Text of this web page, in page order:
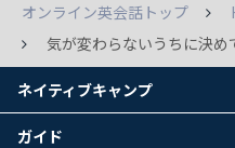
オンライン英会話トップ
気が変わらないうちに決め
ネイティブキャンプ
ガイド